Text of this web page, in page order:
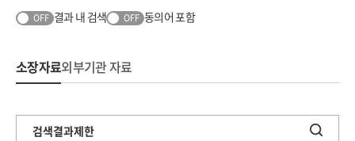
OFF 결과 내 검색 OFF 동의어 포함
소장자료외부기관 자료
검색결과제한